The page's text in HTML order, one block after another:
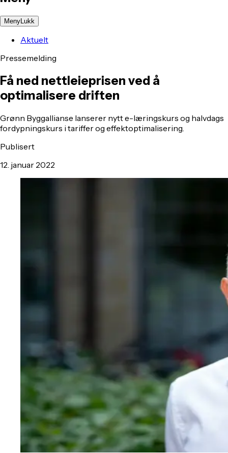
MenyLukk
Aktuelt
Pressemelding
Få ned nettleieprisen ved å
optimalisere driften
Grønn Byggallianse lanserer nytt e-læringskurs og halvdags
fordypningskurs i tariffer og effektoptimalisering.
Publisert
12. januar 2022